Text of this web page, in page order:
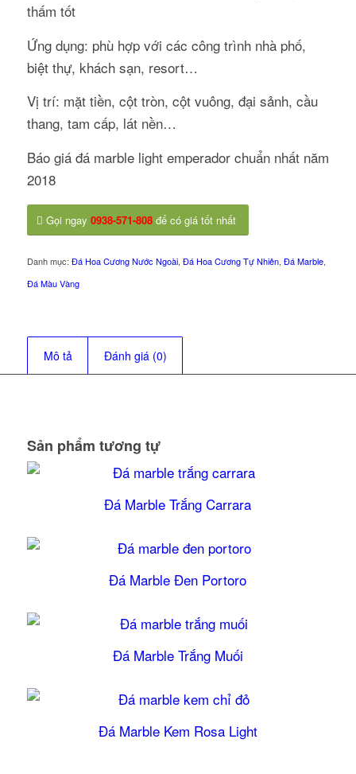
thấm tốt
Ứng dụng: phù hợp với các công trình nhà phố,
biệt thự, khách sạn, resort…
Vị trí: mặt tiền, cột tròn, cột vuông, đại sảnh, cầu
thang, tam cấp, lát nền…
Báo giá đá marble light emperador chuẩn nhất năm
2018
Gọi ngay 0938-571-808để có giá tốt nhất
Danh mục: Đá Hoa Cương Nước Ngoài, Đá Hoa Cương Tự Nhiên, Đá Marble,
Đá Màu Vàng
Mô tả Đánh giá (0)
Sản phẩm tương tự
Đá Marble Trắng Carrara
Đá Marble Đen Portoro
Đá Marble Trắng Muối
Đá Marble Kem Rosa Light